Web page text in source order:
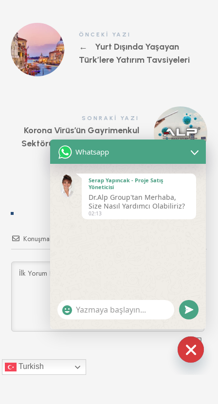
ÖNCEKI YAZI
←
Yurt Dışında Yaşayan
Türk’lere Yatırım Tavsiyeleri
SONRAKI YAZI
Korona Virüs’ün Gayrimenkul
Sektörüne Olabilecek Etkileri!
Konuşmalara Abone Olun
0YORUM
Turkish HIDE
Whatsapp
Serap Yapıncak - Proje Satış
Yöneticisi
Dr.Alp Group'tan Merhaba,
Size Nasıl Yardımcı Olabiliriz?
02:13
"+CHATY_SETTINGS.LANG.EMOJI_PICKER+"